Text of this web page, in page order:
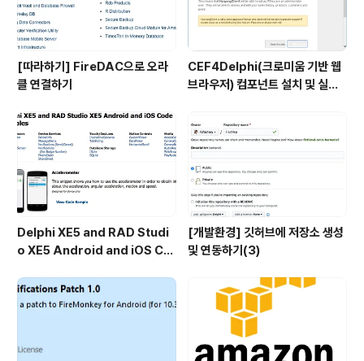
[따라하기] FireDAC으로 오라
클 연결하기
CEF4Delphi(크로미움 기반 웹
브라우저) 컴포넌트 설치 및 실행
Delphi XE5 and RAD Studi
o XE5 Android and iOS Co
[개발환경] 깃허브에 저장소 생성
및 연동하기(3)